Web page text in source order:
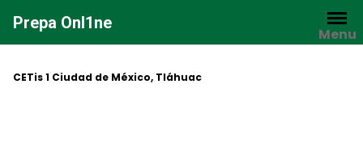
contenido
Prepa Onl1ne
Menu
CETis 1 Ciudad de México, Tláhuac